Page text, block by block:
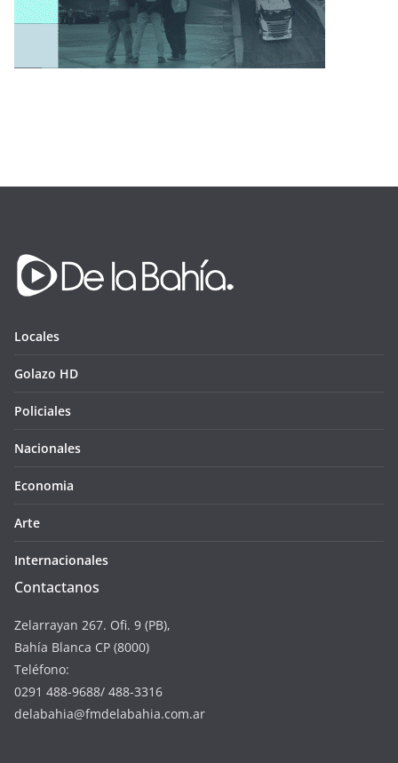
Locales
Golazo HD
Policiales
Nacionales
Economia
Arte
Internacionales
Contactanos
Zelarrayan 267. Ofi. 9 (PB),
Bahía Blanca CP (8000)
Teléfono:
0291 488-9688/ 488-3316
delabahia@fmdelabahia.com.ar